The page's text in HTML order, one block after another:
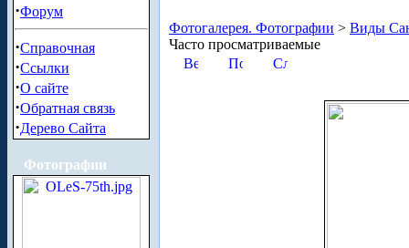
·Форум
·Справочная
·Ссылки
·О сайте
·Обратная связь
·Дерево Сайта
Фотографии
Фотогалерея. Фотографии > Виды
Часто просматриваемые